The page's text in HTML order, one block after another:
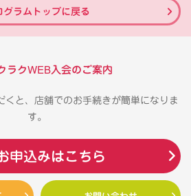
グラムトップに戻る
ラクWEB入会のご案内
くと、店舗でのお手続きが簡単になりま
す。
申込みはこちら